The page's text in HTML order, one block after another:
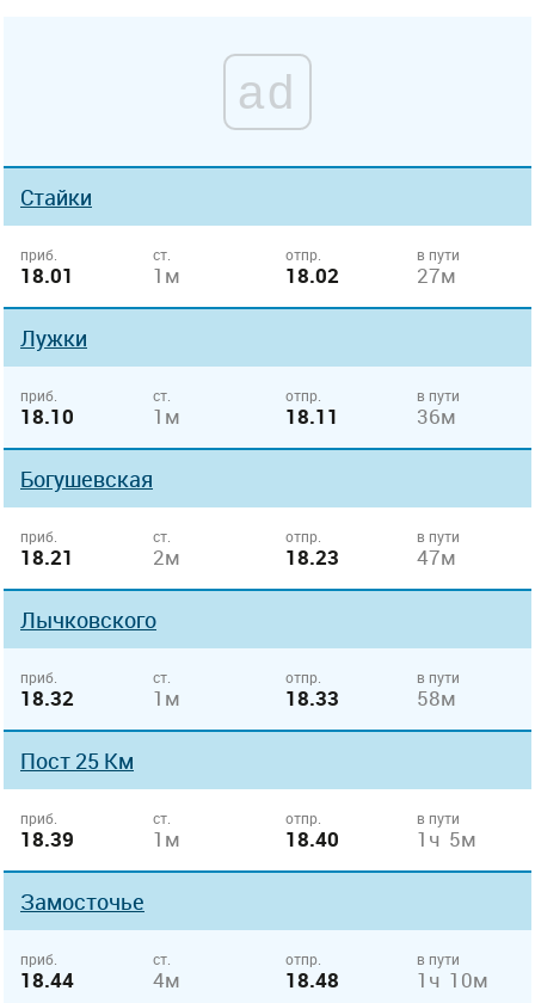
ad
Стайки
приб.
18.01
ст.
1м
отпр.
18.02
в пути
27м
Лужки
приб.
18.10
ст.
1м
отпр.
18.11
в пути
36м
Богушевская
приб.
18.21
ст.
2м
отпр.
18.23
в пути
47м
Лычковского
приб.
18.32
ст.
1м
отпр.
18.33
в пути
58м
Пост 25 Км
приб.
18.39
ст.
1м
отпр.
18.40
в пути
1ч 5м
Замосточье
приб.
18.44
ст.
4м
отпр.
18.48
в пути
1ч 10м